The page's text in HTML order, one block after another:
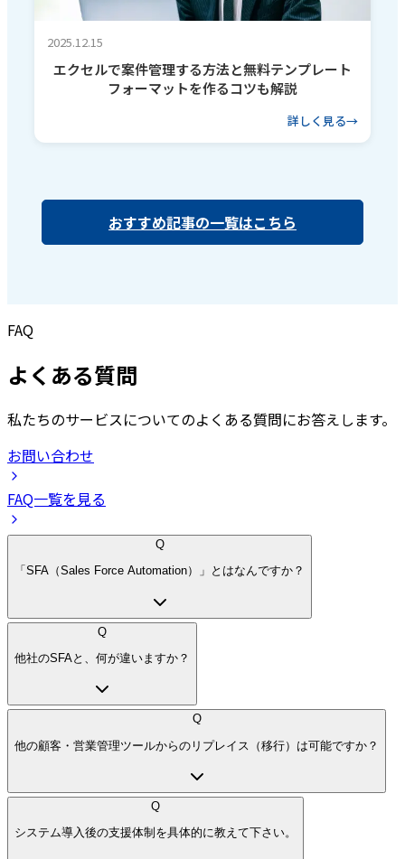
2025.12.15
エクセルで案件管理する方法と無料テンプレート
フォーマットを作るコツも解説
詳しく見る
おすすめ記事の一覧はこちら
FAQ
よくある質問
私たちのサービスについてのよくある質問にお答えします。
お問い合わせ
FAQ一覧を見る
Q
「SFA（Sales Force Automation）」とはなんですか？
Q
他社のSFAと、何が違いますか？
Q
他の顧客・営業管理ツールからのリプレイス（移行）は可能ですか？
Q
システム導入後の支援体制を具体的に教えて下さい。